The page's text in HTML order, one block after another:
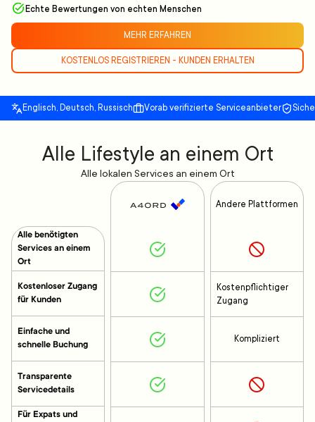
Echte Bewertungen von echten Menschen
MEHR ERFAHREN
KOSTENLOS REGISTRIEREN - KUNDEN ERHALTEN
Englisch, Deutsch, Russisch Vorab verifizierte Serviceanbieter
Alle Lifestyle an einem Ort
Alle lokalen Services an einem Ort
Alle benötigten
Services an einem
Ort
Kostenloser Zugang
für Kunden
Einfache und
schnelle Buchung
Transparente
Servicedetails
Für Expats und
Andere Plattformen
Kostenpflichtiger
Zugang
Kompliziert